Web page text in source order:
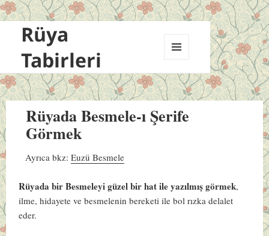
Rüya
Tabirleri
VE
BILEŞENLER
Rüyada Besmele-ı Şerife
Görmek
Ayrıca bkz:Euzü Besmele
Rüyada bir Besmeleyi güzel bir hat ile yazılmış görmek,
ilme, hidayete ve besmelenin bereketi ile bol rızka delalet
eder.